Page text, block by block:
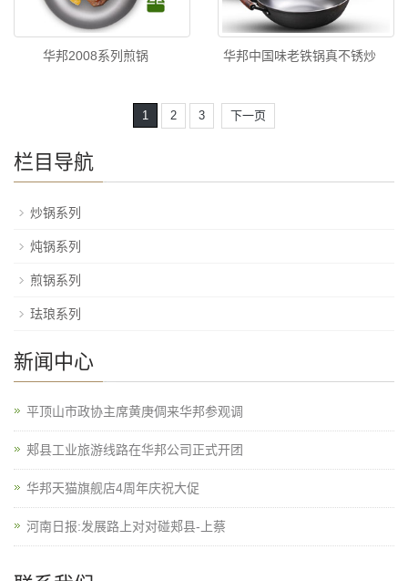
华邦2008系列煎锅 华邦中国味老铁锅真不锈炒
1 2 3 下一页
栏目导航
炒锅系列
炖锅系列
煎锅系列
珐琅系列
新闻中心
平顶山市政协主席黄庚倜来华邦参观调
郏县工业旅游线路在华邦公司正式开团
华邦天猫旗舰店4周年庆祝大促
河南日报:发展路上对对碰郏县-上蔡